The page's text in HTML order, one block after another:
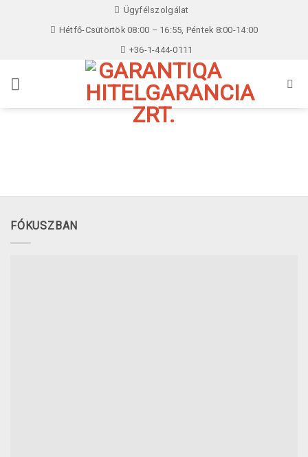
Ügyfélszolgálat
Hétfő-Csütörtök 08:00 – 16:55, Péntek 8:00-14:00
+36-1-444-0111
FÓKUSZBAN